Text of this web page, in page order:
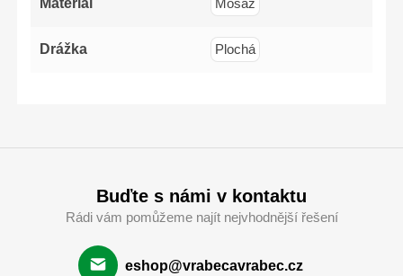
Mosaz
Drážka Plochá
Buďte s námi v kontaktu
Rádi vám pomůžeme najít nejvhodnější řešení
eshop@vrabecavrabec.cz